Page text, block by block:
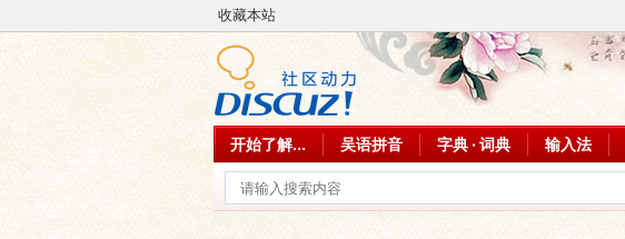
收藏本站
开始了解... 吴语拼音 字典 · 词典 输入法